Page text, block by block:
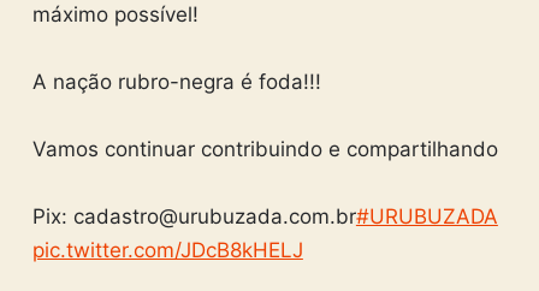
máximo possível!
A nação rubro-negra é foda!!!
Vamos continuar contribuindo e compartilhando
Pix: cadastro@urubuzada.com.br#URUBUZADA
pic.twitter.com/JDcB8kHELJ